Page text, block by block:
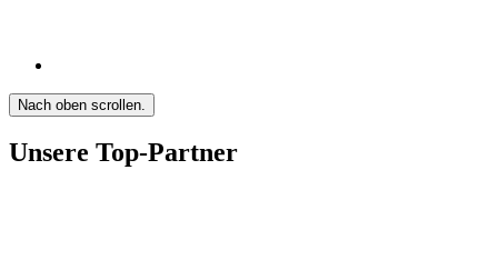
Nach oben scrollen.
Unsere Top-Partner